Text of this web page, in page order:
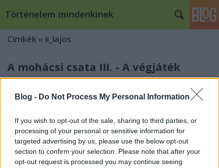
Blog - Do Not Process My Personal Information
If you wish to opt-out of the sale, sharing to third parties, or
processing of your personal or sensitive information for
targeted advertising by us, please use the below opt-out
section to confirm your selection. Please note that after your
opt-out request is processed you may continue seeing
Történelem mindenkinek
Címkék » ii_lajos
A mohácsi csata III. - A végjáték
elé állította a magyar vezéreket: dönteni kellett, hogy
csatát vállajanak-e a rendelkezésre álló, Szülejmán
hadához képest viszonylag csekély erőkkel, vagy az
úton lévő erősítésekben reménykedve igyekezzenek
halogatni a…